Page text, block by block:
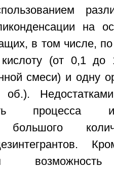
на
в том числе,
кислоту (от 0,1
смеси) и одну
процесса
большого